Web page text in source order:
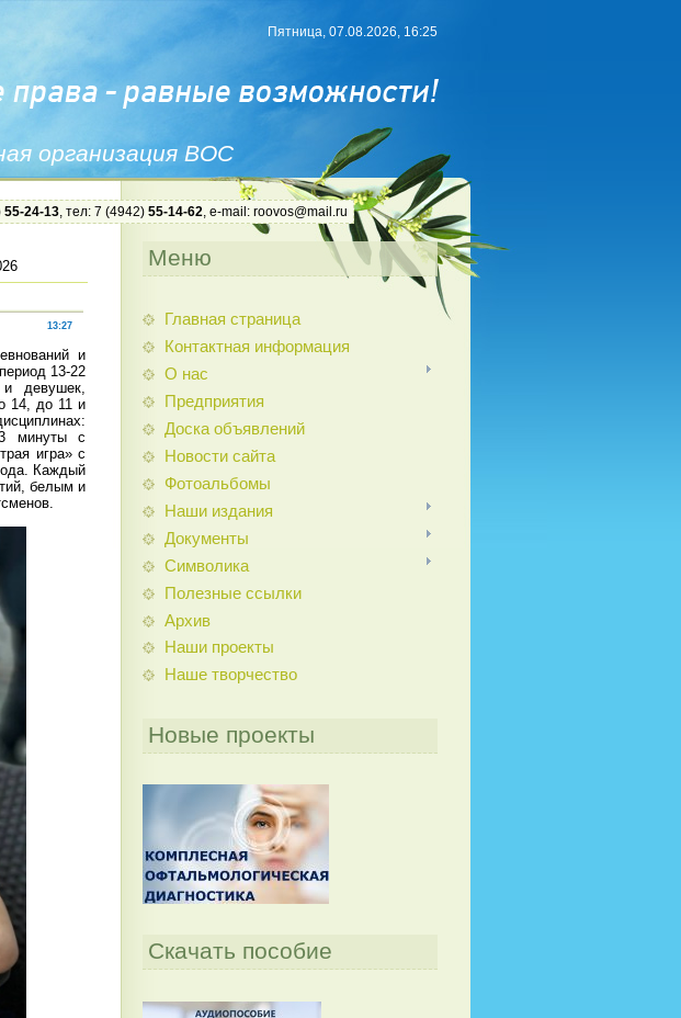
организация ВОС
Пятница, 07.08.2026, 16:25
55-24-13, тел: 7 (4942) 55-14-62, e-mail: roovos@mail.ru
13:27
и
13-22
девушек,
14, до 11 и
минуты с
игра» с
Каждый
белым и
Меню
Главная страница
Контактная информация
О нас
Предприятия
Доска объявлений
Новости сайта
Фотоальбомы
Наши издания
Документы
Символика
Полезные ссылки
Архив
Наши проекты
Наше творчество
Новые проекты
Скачать пособие